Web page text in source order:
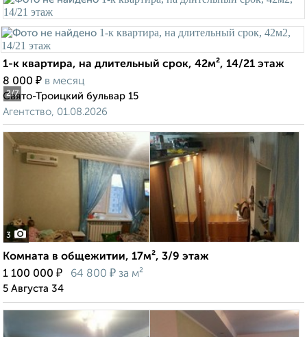
2/7
1-к квартира, на длительный срок, 42м², 14/21 этаж
8 000 ₽ в месяц
Свято-Троицкий бульвар 15
Агентство, 01.08.2026
3
Комната в общежитии, 17м², 3/9 этаж
1 100 000 ₽ 64 800 ₽ за м²
5 Августа 34